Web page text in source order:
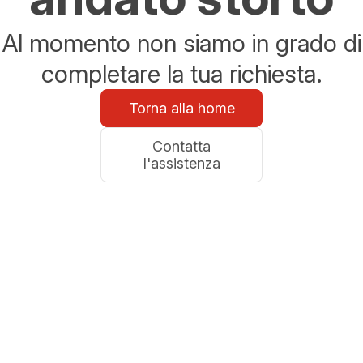
Al momento non siamo in grado di
completare la tua richiesta.
Torna alla home
Contatta
l'assistenza